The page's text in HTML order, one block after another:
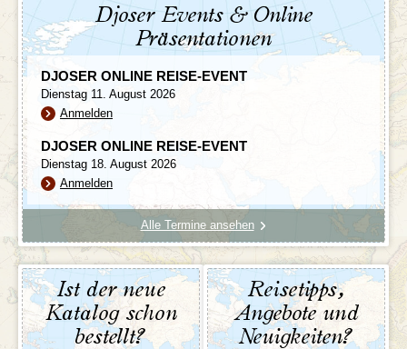
Djoser Events & Online
Präsentationen
DJOSER ONLINE REISE-EVENT
Dienstag 11. August 2026
Anmelden
DJOSER ONLINE REISE-EVENT
Dienstag 18. August 2026
Anmelden
Alle Termine ansehen
Ist der neue
Katalog schon
bestellt?
Reisetipps,
Angebote und
Neuigkeiten?